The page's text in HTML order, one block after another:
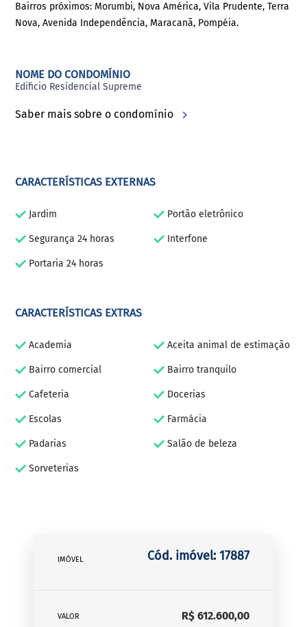
Bairros próximos: Morumbi, Nova América, Vila Prudente, Terra
Nova, Avenida Independência, Maracanã, Pompéia.
NOME DO CONDOMÍNIO
Edificio Residencial Supreme
Saber mais sobre o condomínio
CARACTERÍSTICAS EXTERNAS
Jardim Portão eletrônico
Segurança 24 horas Interfone
Portaria 24 horas
CARACTERÍSTICAS EXTRAS
Academia Aceita animal de estimação
Bairro comercial Bairro tranquilo
Cafeteria Docerias
Escolas Farmácia
Padarias Salão de beleza
Sorveterias
IMÓVEL Cód. imóvel: 17887
VALOR R$ 612.600,00